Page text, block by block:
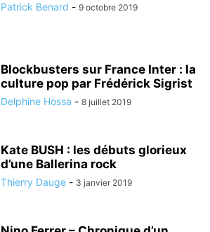
Patrick Benard - 9 octobre 2019
Blockbusters sur France Inter : la
culture pop par Frédérick Sigrist
Delphine Hossa - 8 juillet 2019
Kate BUSH : les débuts glorieux
d’une Ballerina rock
Thierry Dauge - 3 janvier 2019